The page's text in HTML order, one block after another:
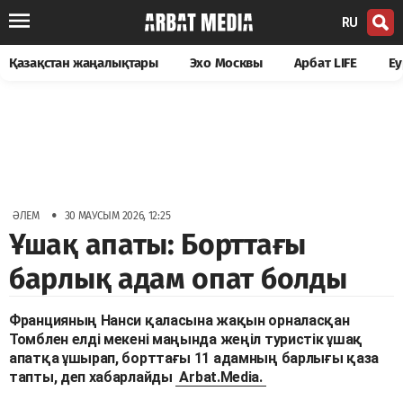
RU
Қазақстан жаңалықтары Эхо Москвы Арбат LIFE
ӘЛЕМ • 30 МАУСЫМ 2026, 12:25
Ұшақ апаты: Борттағы
барлық адам опат болды
Францияның Нанси қаласына жақын орналасқан
Томблен елді мекені маңында жеңіл туристік ұшақ
апатқа ұшырап, борттағы 11 адамның барлығы қаза
тапты, деп хабарлайды Arbat.Media.